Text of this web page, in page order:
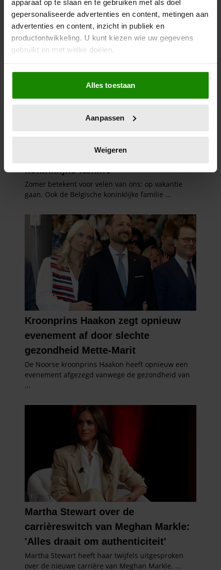
apparaat op te slaan en te gebruiken met als doel
gepersonaliseerde advertenties en content, metingen aan
advertenties en content, inzicht in publiek en
productontwikkeling. U kunt kiezen wie uw gegevens
gebruikt en met welke doelen.
Als u het toestaat, willen we ook graag:
Informatie verzamelen over uw geografische
locatie, die tot een paar meter nauwkeurig kan zijn
scannen op specifieke eigenschappen (fingerprinting)
verwerkt en stel uw voorkeuren in het
intrekken in de Cookieverklaring.
We gebruiken cookies om content en advertenties te
en om ons websiteverkeer te analyseren. Ook delen we
informatie over uw gebruik van onze site met onze
partners voor social media, adverteren en analyse. Deze
partners kunnen deze gegevens combineren met andere
informatie die u aan ze heeft verstrekt of die ze hebben
verzameld op basis van uw gebruik van hun services. U
gaat akkoord met onze cookies als u onze website blijft
gebruiken.
Alles toestaan
Aanpassen
Weigeren